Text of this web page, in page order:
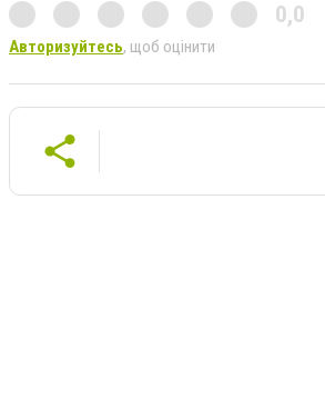
0,0
Авторизуйтесь, щоб оцінити